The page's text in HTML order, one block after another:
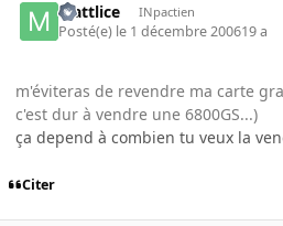
Mattlice INpactien
Posté(e) le 1 décembre 200619 a
m'éviteras de revendre ma carte
c'est dur à vendre une 6800GS...)
ça depend à combien tu veux la
Citer